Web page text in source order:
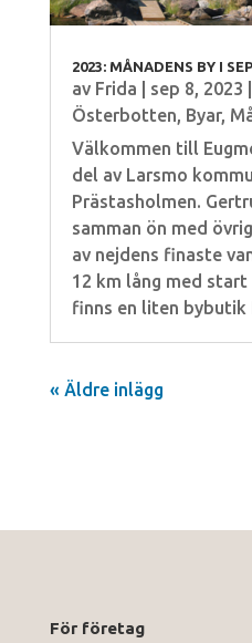
2023: MÅNADENS BY I
av Frida sep 8, 2023
Österbotten Byar,
Välkommen till
del av Larsmo
Prästasholmen.
samman ön med
av nejdens finaste
12 km lång med
finns en liten bybutik
« Äldre inlägg
För företag